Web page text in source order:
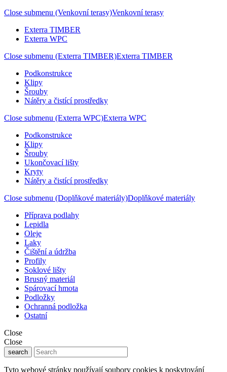
Close submenu (Venkovní terasy)Venkovní terasy
Exterra TIMBER
Exterra WPC
Close submenu (Exterra TIMBER)Exterra TIMBER
Podkonstrukce
Klipy
Šrouby
Nátěry a čistící prostředky
Close submenu (Exterra WPC)Exterra WPC
Podkonstrukce
Klipy
Šrouby
Ukončovací lišty
Kryty
Nátěry a čistící prostředky
Close submenu (Doplňkové materiály)Doplňkové materiály
Příprava podlahy
Lepidla
Oleje
Laky
Čištění a údržba
Profily
Soklové lišty
Brusný materiál
Spárovací hmota
Podložky
Ochranná podložka
Ostatní
Close
Close
search
Tyto webové stránky používají soubory cookies k poskytování